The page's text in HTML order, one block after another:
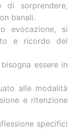
sorprendere,
banali.
evocazione, si
e ricordo del
essere in
alle modalità
e ritenzione
specifici